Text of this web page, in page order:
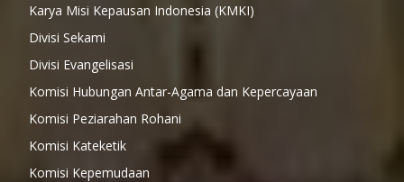
Karya Misi Kepausan Indonesia (KMKI)
Divisi Sekami
Divisi Evangelisasi
Komisi Hubungan Antar-Agama dan Kepercayaan
Komisi Peziarahan Rohani
Komisi Kateketik
Komisi Kepemudaan